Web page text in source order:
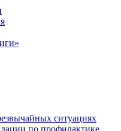
ситуациях
по профилактике